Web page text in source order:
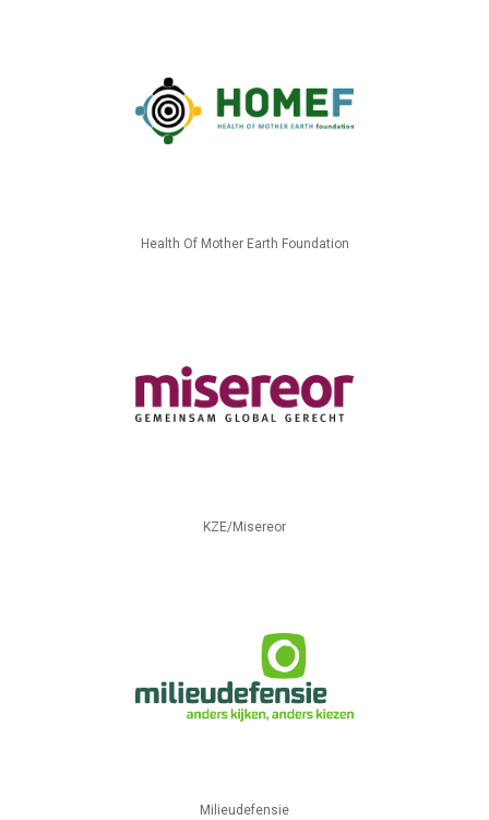
Health Of Mother Earth Foundation
KZE/Misereor
Milieudefensie